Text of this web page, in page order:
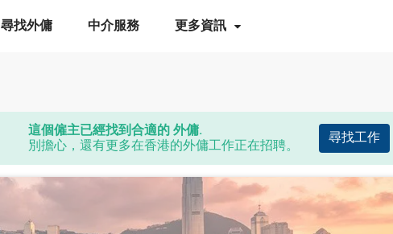
尋找外傭 中介服務 更多資訊
這個僱主已經找到合適的 外傭.
別擔心，還有更多在香港的外傭工作正在招聘。
尋找工作